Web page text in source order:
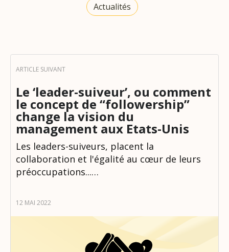
Actualités
Le ‘leader-suiveur’, ou comment
le concept de “followership”
change la vision du
management aux Etats-Unis
Les leaders-suiveurs, placent la
collaboration et l'égalité au cœur de leurs
préoccupations...…
12 MAI 2022